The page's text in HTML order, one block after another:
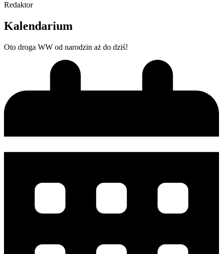
Redaktor
Kalendarium
Oto droga WW od narodzin aż do dziś!